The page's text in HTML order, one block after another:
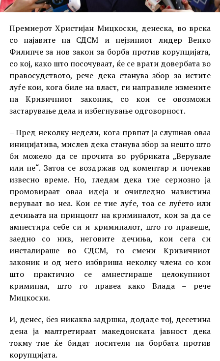
Премиерот Христијан Мицкоски, денеска, во врска
со најавите на СДСМ и нејзиниот лидер Венко
Филипче за нов закон за борба против корупцијата,
со кој, како што посочуваат, ќе се врати довербата во
правосудството, рече дека станува збор за истите
луѓе кои, кога биле на власт, ги направиле измените
на Кривичниот законик, со кои се овозможи
застарување дела и избегнување одговорност.
– Пред неколку недели, кога првпат ја слушнав оваа
иницијатива, мислев дека станува збор за нешто што
би можело да се прочита во рубриката „Верувале
или не“. Затоа се воздржав од коментар и почекав
извесно време. Но, гледам дека тие сериозно ја
промовираат оваа идеја и очигледно навистина
веруваат во неа. Кои се тие луѓе, тоа се луѓето или
дечињата на принцопт на криминалот, кои за да се
амнестира себе си и криминалот, што го правеше,
заедно со нив, неговите дечиња, кои сега си
инсталираше во СДСМ, го смени Кривичниот
законик и од него избвриша неколку члена со кои
што практично се амнестираше целокупниот
криминал, што го правеа како Влада – рече
Мицкоски.
И, денес, без никаква задршка, додаде тој, десетина
дена ја малтретираат македонската јавност дека
токму тие ќе бидат носители на борбата против
корупцијата.